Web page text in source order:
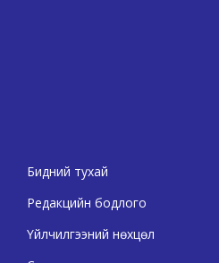
Бидний тухай
Редакцийн бодлого
Үйлчилгээний нөхцөл